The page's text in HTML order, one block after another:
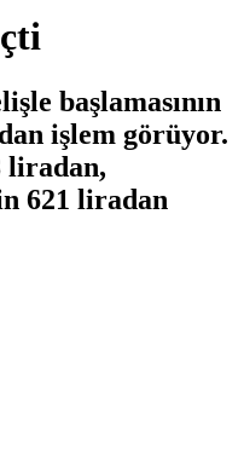
başlamasının
işlem görüyor.
liradan,
621 liradan